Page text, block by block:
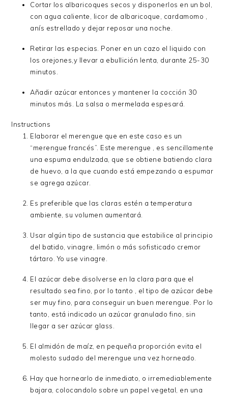
Cortar los albaricoques secos y disponerlos en un bol,
con agua caliente, licor de albaricoque, cardamomo ,
anís estrellado y dejar reposar una noche.
Retirar las especias. Poner en un cazo el liquido con
los orejones,y llevar a ebullición lenta, durante 25-30
minutos.
Añadir azúcar entonces y mantener la cocción 30
minutos más. La salsa o mermelada espesará.
Instructions
Elaborar el merengue que en este caso es un
“merengue francés”. Este merengue , es sencillamente
una espuma endulzada, que se obtiene batiendo clara
de huevo, a la que cuando está empezando a espumar
se agrega azúcar.
Es preferible que las claras estén a temperatura
ambiente, su volumen aumentará.
Usar algún tipo de sustancia que estabilice al principio
del batido, vinagre, limón o más sofisticado cremor
tártaro. Yo use vinagre.
El azúcar debe disolverse en la clara para que el
resultado sea fino, por lo tanto , el tipo de azúcar debe
ser muy fino, para conseguir un buen merengue. Por lo
tanto, está indicado un azúcar granulado fino, sin
llegar a ser azúcar glass.
El almidón de maíz, en pequeña proporción evita el
molesto sudado del merengue una vez horneado.
Hay que hornearlo de inmediato, o irremediablemente
bajara, colocandolo sobre un papel vegetal, en una